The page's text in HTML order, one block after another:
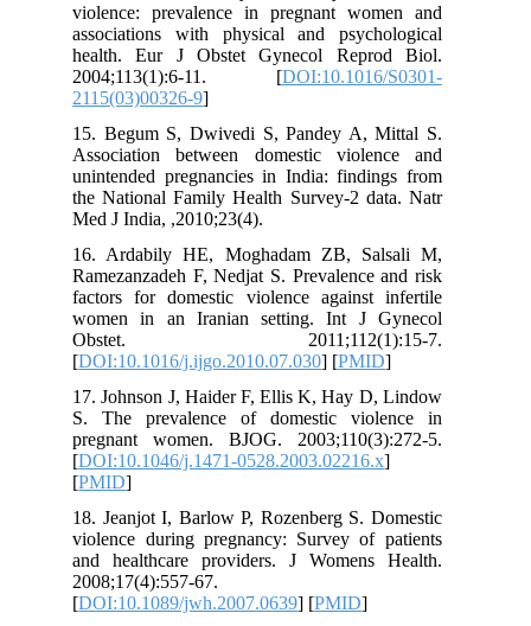
violence: prevalence in pregnant women and
associations with physical and psychological
health. Eur J Obstet Gynecol Reprod Biol.
2004;113(1):6-11. [DOI:10.1016/S0301-
2115(03)00326-9
15. Begum S, Dwivedi S, Pandey A, Mittal S.
Association between domestic violence and
unintended pregnancies in India: findings from
the National Family Health Survey-2 data. Natr
Med J India, ,2010;23(4).
16. Ardabily HE, Moghadam ZB, Salsali M,
Ramezanzadeh F, Nedjat S. Prevalence and risk
factors for domestic violence against infertile
women in an Iranian setting. Int J Gynecol
Obstet. 2011;112(1):15-7.
[DOI:10.1016/j.ijgo.2010.07.030] [PMID
17. Johnson J, Haider F, Ellis K, Hay D, Lindow
S. The prevalence of domestic violence in
pregnant women. BJOG. 2003;110(3):272-5.
[DOI:10.1046/j.1471-0528.2003.02216.x
[PMID
18. Jeanjot I, Barlow P, Rozenberg S. Domestic
violence during pregnancy: Survey of patients
and healthcare providers. J Womens Health.
2008;17(4):557-67.
[DOI:10.1089/jwh.2007.0639] [PMID